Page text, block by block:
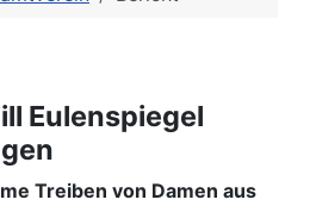
Eulenspiegel
Treiben von Damen aus